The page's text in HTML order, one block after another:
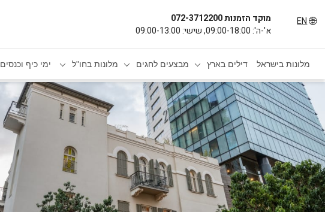
EN
מוקד הזמנות 072-3712200
א'-ה': 09:00-18:00, שישי: 09:00-13:00
מלונות בישראל דילים בארץ מבצעים לחגים מלונות בחו"ל ימי כיף וכנסים